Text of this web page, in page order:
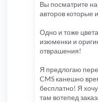
Не рипы,
http://
styles
Вы посматрите
авторов которые
Одно и тоже
изюменки и
отврашения!
Я предлогаю
CMS канешно
бесплатно! Я
там вотепед